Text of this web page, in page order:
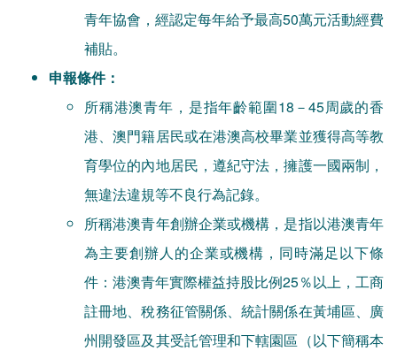
青年協會，經認定每年給予最高50萬元活動經費
補貼。
申報條件：
所稱港澳青年，是指年齡範圍18－45周歲的香
港、澳門籍居民或在港澳高校畢業並獲得高等教
育學位的內地居民，遵紀守法，擁護一國兩制，
無違法違規等不良行為記錄。
所稱港澳青年創辦企業或機構，是指以港澳青年
為主要創辦人的企業或機構，同時滿足以下條
件：港澳青年實際權益持股比例25％以上，工商
註冊地、稅務征管關係、統計關係在黃埔區、廣
州開發區及其受託管理和下轄園區（以下簡稱本